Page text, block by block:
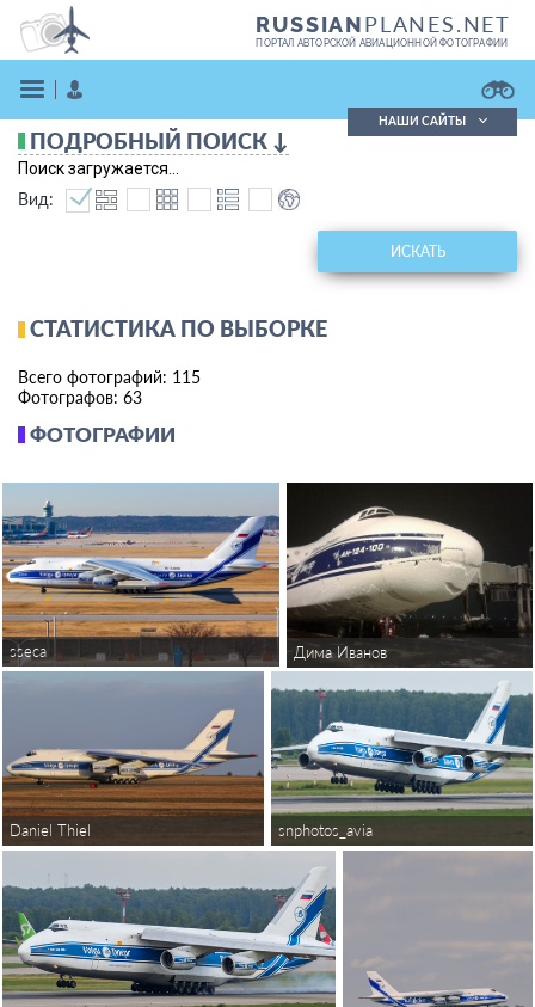
RUSSIANPLANES.NET
ПОРТАЛ АВТОРСКОЙ АВИАЦИОННОЙ ФОТОГРАФИИ
Поиск в реестре
Кратко
Подробно
НАШИ САЙТЫ
ФОТОГРАФИИ
sseca Дима Иванов
Daniel Thiel snphotos_avia
ПОДРОБНЫЙ ПОИСК ↓
Поиск загружается...
Вид:
ИСКАТЬ
СТАТИСТИКА ПО ВЫБОРКЕ
Всего фотографий: 115
Фотографов: 63